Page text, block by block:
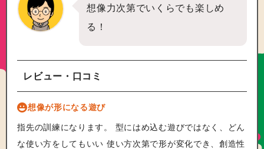
想像力次第でいくらでも楽しめ
る！
レビュー・口コミ
想像が形になる遊び
指先の訓練になります。 型にはめ込む遊びではなく、どん
な使い方をしてもいい 使い方次第で形が変化でき、創造性